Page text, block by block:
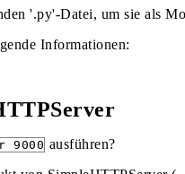
'.py'-Datei, um sie als
Informationen:
9000 ausführen?